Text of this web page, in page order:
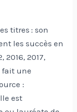
titres : son
les succès en
2016, 2017,
fait une
:
est